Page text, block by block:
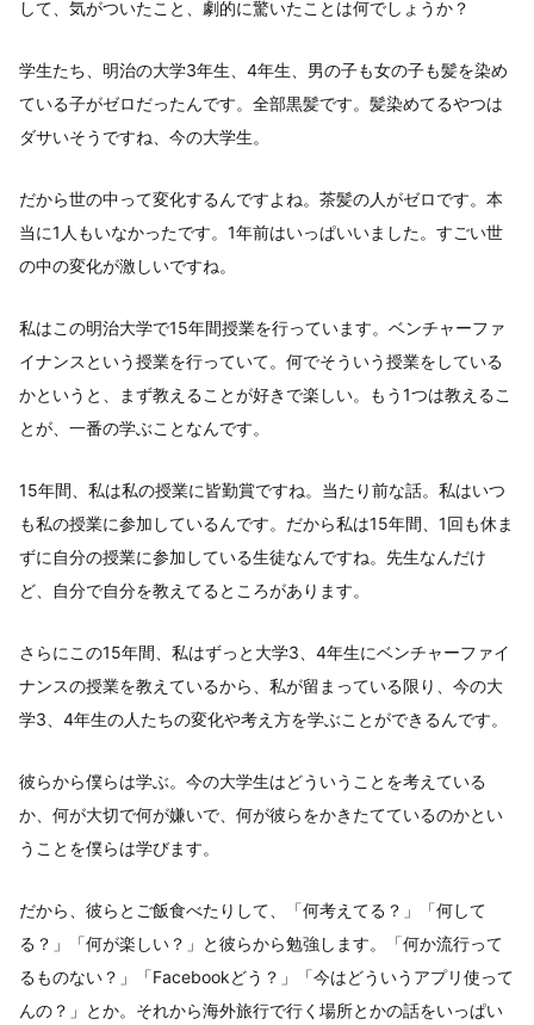
して、気がついたこと、劇的に驚いたことは何でしょうか？
学生たち、明治の大学3年生、4年生、男の子も女の子も髪を染め
ている子がゼロだったんです。全部黒髪です。髪染めてるやつは
ダサいそうですね、今の大学生。
だから世の中って変化するんですよね。茶髪の人がゼロです。本
当に1人もいなかったです。1年前はいっぱいいました。すごい世
の中の変化が激しいですね。
私はこの明治大学で15年間授業を行っています。ベンチャーファ
イナンスという授業を行っていて。何でそういう授業をしている
かというと、まず教えることが好きで楽しい。もう1つは教えるこ
とが、一番の学ぶことなんです。
15年間、私は私の授業に皆勤賞ですね。当たり前な話。私はいつ
も私の授業に参加しているんです。だから私は15年間、1回も休ま
ずに自分の授業に参加している生徒なんですね。先生なんだけ
ど、自分で自分を教えてるところがあります。
さらにこの15年間、私はずっと大学3、4年生にベンチャーファイ
ナンスの授業を教えているから、私が留まっている限り、今の大
学3、4年生の人たちの変化や考え方を学ぶことができるんです。
彼らから僕らは学ぶ。今の大学生はどういうことを考えている
か、何が大切で何が嫌いで、何が彼らをかきたてているのかとい
うことを僕らは学びます。
だから、彼らとご飯食べたりして、「何考えてる？」「何して
る？」「何が楽しい？」と彼らから勉強します。「何か流行って
るものない？」「Facebookどう？」「今はどういうアプリ使って
んの？」とか。それから海外旅行で行く場所とかの話をいっぱい